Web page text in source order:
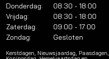
Donderdag:
08:30 - 18:00
Vrijdag:
08:30 - 18:00
Zaterdag:
09:00 - 17:00
Zondag:
Gesloten
Kerstdagen, Nieuwsjaardag, Paasdagen,